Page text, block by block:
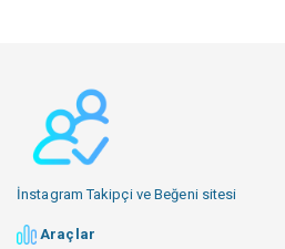
İnstagram Takipçi ve Beğeni sitesi
Araçlar